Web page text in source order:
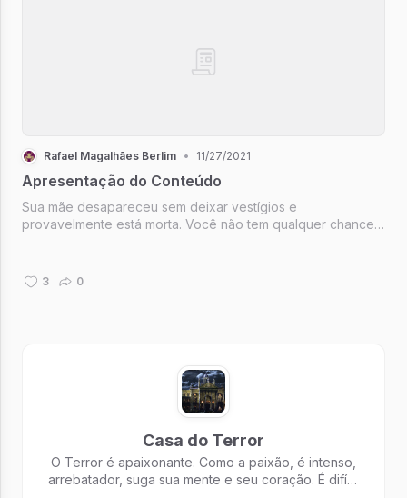
Rafael Magalhães Berlim • 11/27/2021
Apresentação do Conteúdo
Sua mãe desapareceu sem deixar vestígios e
provavelmente está morta. Você não tem qualquer chance
ranger te acorda do sono, antes qu...
3 0
Casa do Terror
O Terror é apaixonante. Como a paixão, é intenso,
arrebatador, suga sua mente e seu coração. É difícil